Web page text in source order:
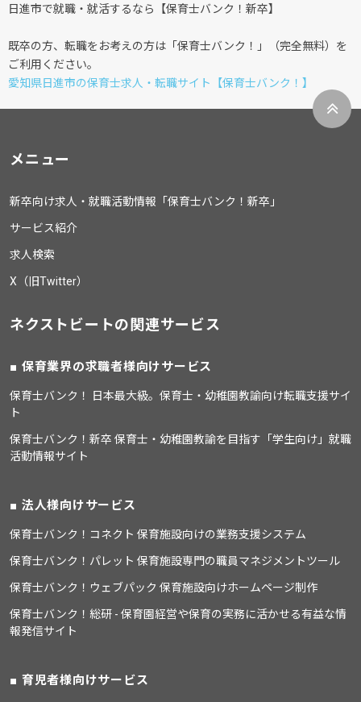
日進市で就職・就活するなら【保育士バンク！新卒】
既卒の方、転職をお考えの方は「保育士バンク！」（完全無料）を
ご利用ください。
愛知県日進市の保育士求人・転職サイト【保育士バンク！】
メニュー
新卒向け求人・就職活動情報「保育士バンク！新卒」
サービス紹介
求人検索
X（旧Twitter）
ネクストビートの関連サービス
保育業界の求職者様向けサービス
保育士バンク！ 日本最大級。保育士・幼稚園教諭向け転職支援サイ
ト
保育士バンク！新卒 保育士・幼稚園教諭を目指す「学生向け」就職
活動情報サイト
法人様向けサービス
保育士バンク！コネクト 保育施設向けの業務支援システム
保育士バンク！パレット 保育施設専門の職員マネジメントツール
保育士バンク！ウェブパック 保育施設向けホームページ制作
保育士バンク！総研 - 保育園経営や保育の実務に活かせる有益な情
報発信サイト
育児者様向けサービス